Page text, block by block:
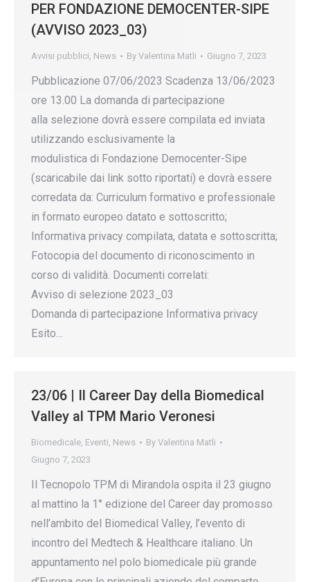
PER FONDAZIONE DEMOCENTER-SIPE
(AVVISO 2023_03)
Avvisi pubblici, News By Valentina Matli Giugno 7, 2023
Pubblicazione 07/06/2023 Scadenza 13/06/2023
ore 13.00 La domanda di partecipazione
alla selezione dovrà essere compilata ed inviata
utilizzando esclusivamente la
modulistica di Fondazione Democenter-Sipe
(scaricabile dai link sotto riportati) e dovrà essere
corredata da: Curriculum formativo e professionale
in formato europeo datato e sottoscritto;
Informativa privacy compilata, datata e sottoscritta;
Fotocopia del documento di riconoscimento in
corso di validità. Documenti correlati:
Avviso di selezione 2023_03
Domanda di partecipazione Informativa privacy
Esito…
23/06 | Il Career Day della Biomedical
Valley al TPM Mario Veronesi
Biomedicale, Eventi, News By Valentina Matli
Giugno 7, 2023
Il Tecnopolo TPM di Mirandola ospita il 23 giugno
al mattino la 1° edizione del Career day promosso
nell’ambito del Biomedical Valley, l’evento di
incontro del Medtech & Healthcare italiano. Un
appuntamento nel polo biomedicale più grande